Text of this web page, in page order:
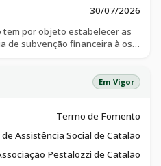
30/07/2026
por objeto estabelecer as
de subvenção financeira à osc
de tributos e da
autorização da
Em Vigor
Termo de Fomento
Assistência Social de Catalão
Pestalozzi de Catalão